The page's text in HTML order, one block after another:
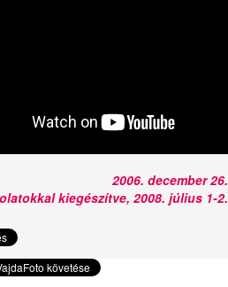
2006. december 26.
kiegészítve, 2008. július 1-2.